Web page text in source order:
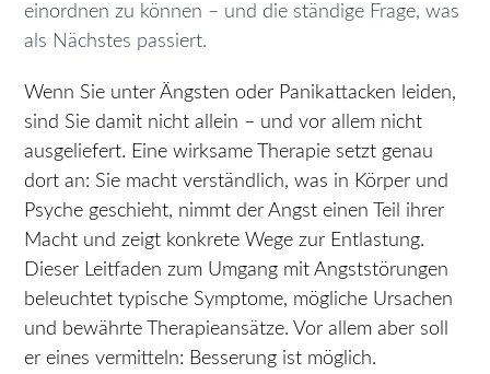
einordnen zu können – und die ständige Frage, was
als Nächstes passiert.
Wenn Sie unter Ängsten oder Panikattacken leiden,
sind Sie damit nicht allein – und vor allem nicht
ausgeliefert. Eine wirksame Therapie setzt genau
dort an: Sie macht verständlich, was in Körper und
Psyche geschieht, nimmt der Angst einen Teil ihrer
Macht und zeigt konkrete Wege zur Entlastung.
Dieser Leitfaden zum Umgang mit Angststörungen
beleuchtet typische Symptome, mögliche Ursachen
und bewährte Therapieansätze. Vor allem aber soll
er eines vermitteln: Besserung ist möglich.